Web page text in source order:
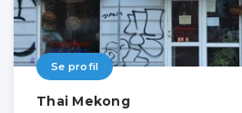
Se profil
Thai Mekong